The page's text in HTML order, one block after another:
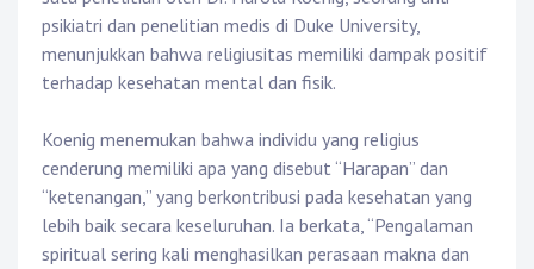
psikiatri dan penelitian medis di Duke University,
menunjukkan bahwa religiusitas memiliki dampak positif
terhadap kesehatan mental dan fisik.
Koenig menemukan bahwa individu yang religius
cenderung memiliki apa yang disebut “Harapan” dan
“ketenangan,” yang berkontribusi pada kesehatan yang
lebih baik secara keseluruhan. Ia berkata, “Pengalaman
spiritual sering kali menghasilkan perasaan makna dan